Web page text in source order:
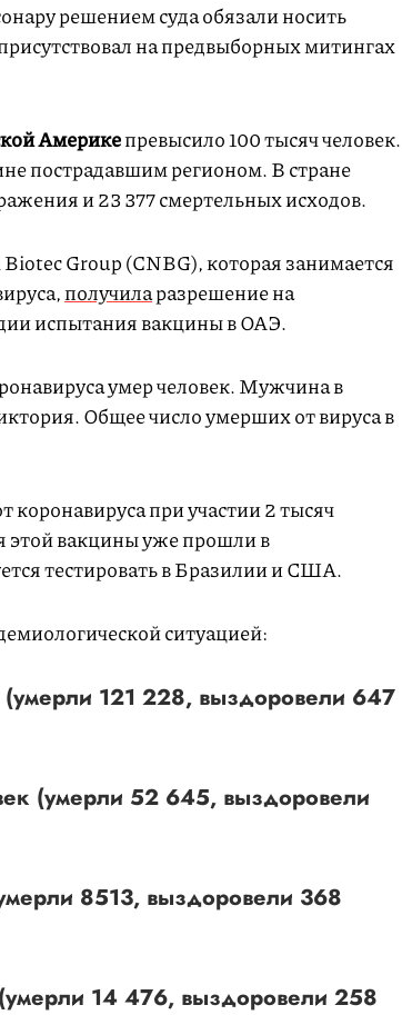
решением суда обязали носить
на предвыборных митингах
Америкепревысило 100 тысяч человек.
пострадавшим регионом. В стране
и 23 377 смертельных исходов.
Group (CNBG), которая занимается
получиларазрешение на
испытания вакцины в ОАЭ.
умер человек. Мужчина в
Общее число умерших от вируса в
коронавируса при участии 2 тысяч
этой вакцины уже прошли в
тестировать в Бразилии и США.
ситуацией:
121 228, выздоровели 647
(умерли 52 645, выздоровели
8513, выздоровели 368
14 476, выздоровели 258